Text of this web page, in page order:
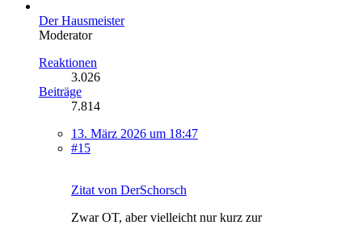
Der Hausmeister
Moderator
Reaktionen
3.026
Beiträge
7.814
13. März 2026 um 18:47
#15
Zitat von DerSchorsch
Zwar OT, aber vielleicht nur kurz zur